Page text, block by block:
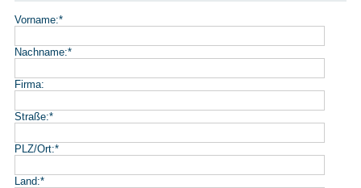
Vorname:*
Nachname:*
Firma:
Straße:*
PLZ/Ort:*
Land:*